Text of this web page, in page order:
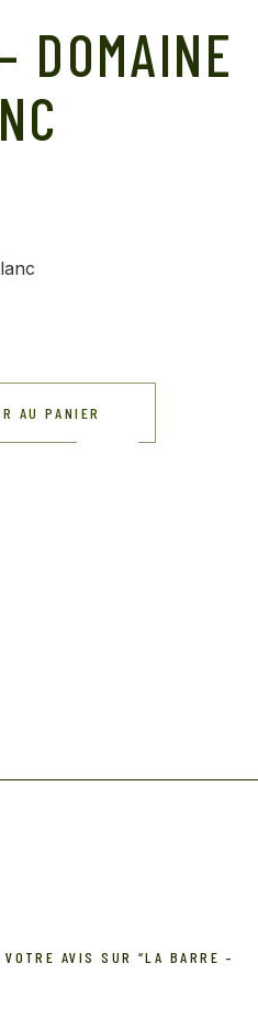
DOMAINE
AU PANIER
AVIS SUR “LA BARRE –